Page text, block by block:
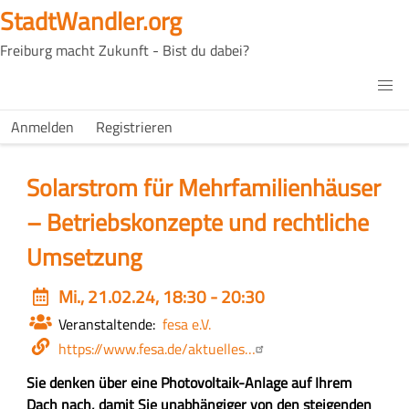
Direkt
zum
Inhalt
StadtWandler.org
Freiburg macht Zukunft - Bist du dabei?
Main
H4C
USER
Anmelden Registrieren
Solarstrom für Mehrfamilienhäuser
– Betriebskonzepte und rechtliche
Umsetzung
Event
date
Mi., 21.02.24, 18:30 - 20:30
Veranstaltende fesa e.V.
Webseite
https://www.fesa.de/aktuelles…
Z
u
Sie denken über eine Photovoltaik-Anlage auf Ihrem
Dach nach, damit Sie unabhängiger von den steigenden